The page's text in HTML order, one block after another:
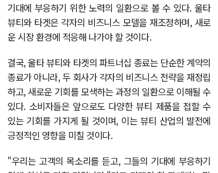
기대에 부응하기 위한 노력의 일환으로 볼 수 있다. 울타
뷰티와 타겟은 각자의 비즈니스 모델을 재조정하며, 새로
운 시장 환경에 적응해 나가야 할 것이다.
결국, 울타 뷰티와 타겟의 파트너십 종료는 단순한 계약의
종료가 아니라, 두 회사가 각자의 비즈니스 전략을 재정립
하고, 새로운 기회를 모색하는 과정의 일환으로 이해될 수
있다. 소비자들은 앞으로도 다양한 뷰티 제품을 접할 수
있는 기회를 가지게 될 것이며, 이는 뷰티 산업의 발전에
긍정적인 영향을 미칠 것이다.
"우리는 고객의 목소리를 듣고, 그들의 기대에 부응하기